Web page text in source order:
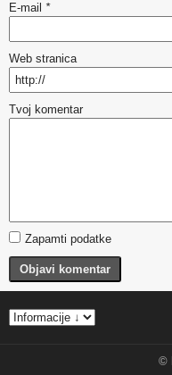
E-mail *
Web stranica
Tvoj komentar
Zapamti podatke
Objavi komentar
©